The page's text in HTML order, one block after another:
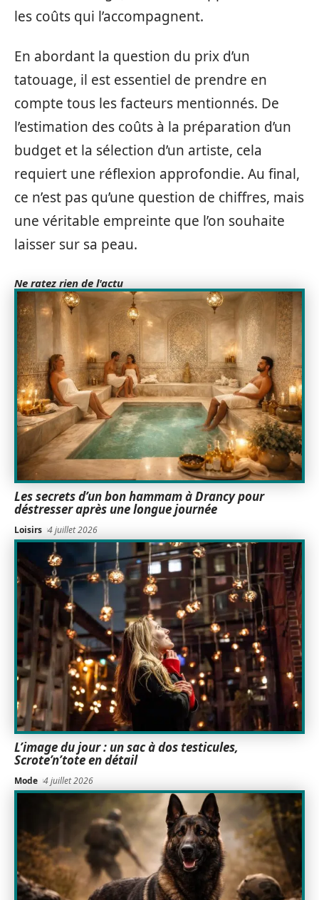
les coûts qui l’accompagnent.
En abordant la question du prix d’un
tatouage, il est essentiel de prendre en
compte tous les facteurs mentionnés. De
l’estimation des coûts à la préparation d’un
budget et la sélection d’un artiste, cela
requiert une réflexion approfondie. Au final,
ce n’est pas qu’une question de chiffres, mais
une véritable empreinte que l’on souhaite
laisser sur sa peau.
Ne ratez rien de l'actu
Les secrets d’un bon hammam à Drancy pour
déstresser après une longue journée
Loisirs 4 juillet 2026
L’image du jour : un sac à dos testicules,
Scrote’n’tote en détail
Mode 4 juillet 2026